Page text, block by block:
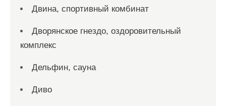
Двина, спортивный комбинат
Дворянское гнездо, оздоровительный
комплекс
Дельфин, сауна
Диво